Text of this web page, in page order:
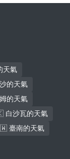
氣
的天氣
的天氣
沙瓦的天氣
臺南的天氣